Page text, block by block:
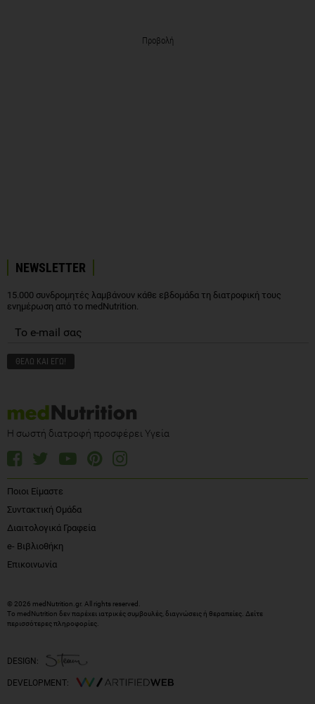
Προβολή
NEWSLETTER
15.000 συνδρομητές λαμβάνουν κάθε εβδομάδα τη διατροφική τους
ενημέρωση από το medNutrition.
Η σωστή διατροφή προσφέρει Υγεία
Ποιοι Είμαστε
Συντακτική Ομάδα
Διαιτολογικά Γραφεία
e- Βιβλιοθήκη
Επικοινωνία
© 2026 medNutrition.gr. All rights reserved.
Το medNutrition δεν παρέχει ιατρικές συμβουλές, διαγνώσεις ή θεραπείες. Δείτε
περισσότερες πληροφορίες
DESIGN:
DEVELOPMENT: